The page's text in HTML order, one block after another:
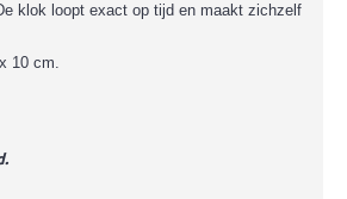
klok loopt exact op tijd en maakt zichzelf
10 cm.